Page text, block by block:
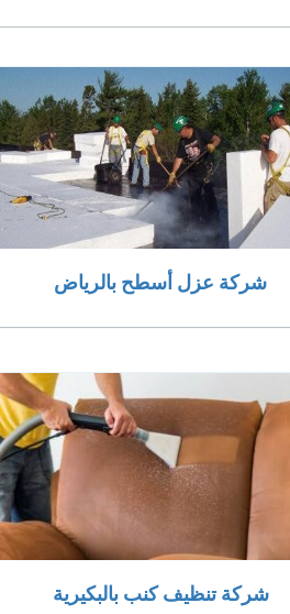
شركة عزل أسطح بالرياض
شركة تنظيف كنب بالبكيرية